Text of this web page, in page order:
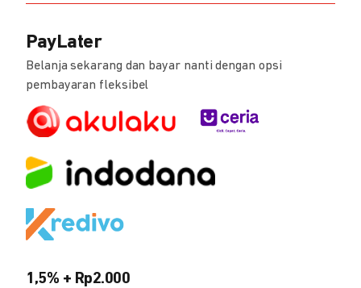
PayLater
Belanja sekarang dan bayar nanti dengan opsi
pembayaran fleksibel
1,5% + Rp2.000